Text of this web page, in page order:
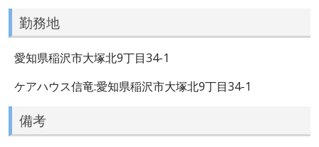
勤務地
愛知県稲沢市大塚北9丁目34-1
ケアハウス信竜:愛知県稲沢市大塚北9丁目34-1
備考